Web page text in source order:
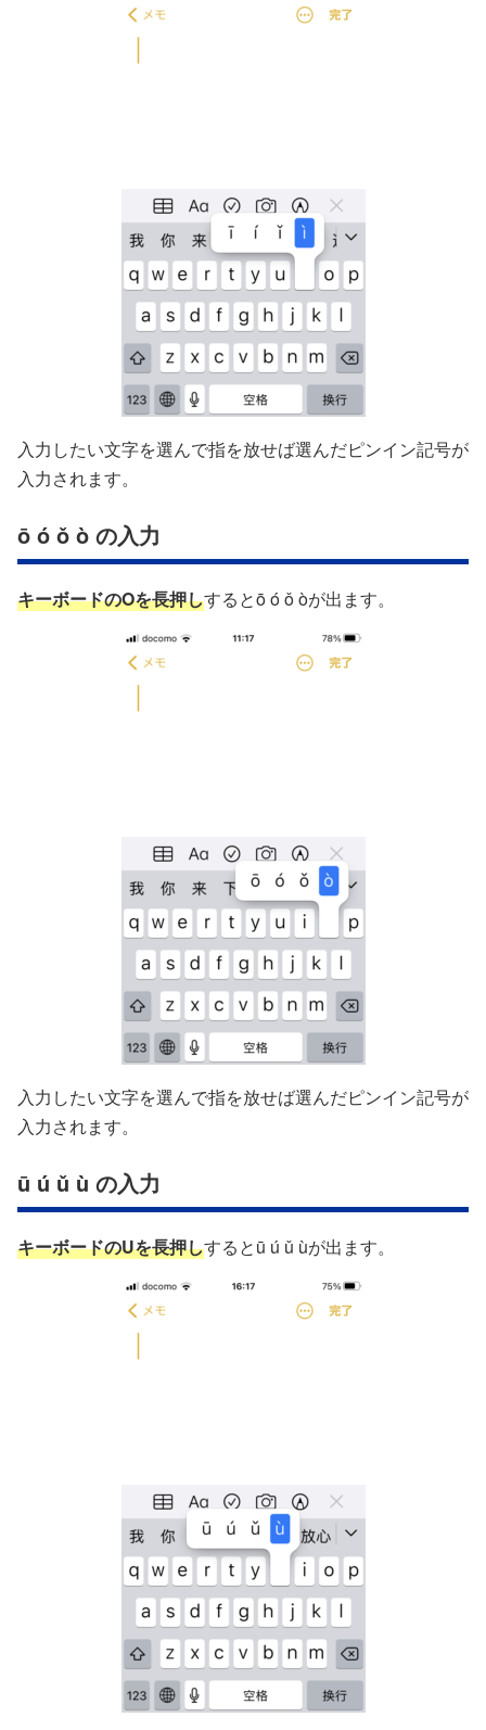
入力したい文字を選んで指を放せば選んだピンイン記号が
入力されます。
ō ó ǒ ò の入力
キーボードのOを長押しするとō ó ǒ òが出ます。
入力したい文字を選んで指を放せば選んだピンイン記号が
入力されます。
ū ú ǔ ù の入力
キーボードのUを長押しするとū ú ǔ ùが出ます。